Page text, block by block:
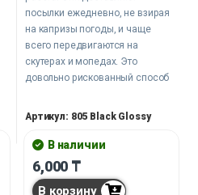
посылки ежедневно, не взирая
на капризы погоды, и чаще
всего передвигаются на
скутерах и мопедах. Это
довольно рискованный способ
озадачиться вопросами
Артикул: 805 Black Glossy
В наличии
6,000 ₸
В корзину